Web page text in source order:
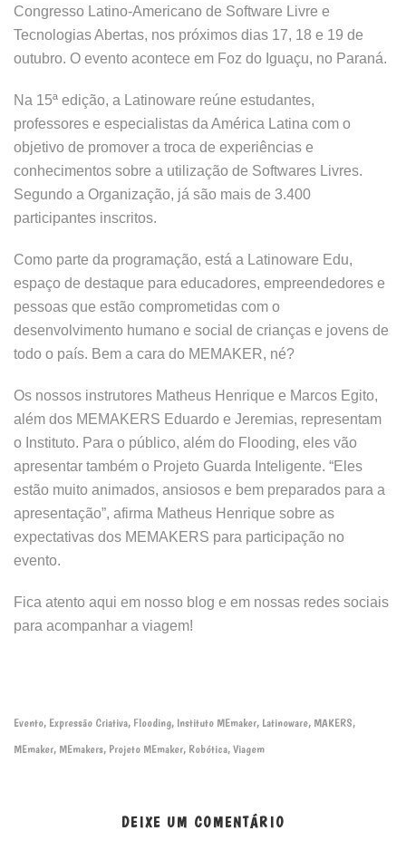
Congresso Latino-Americano de Software Livre e
Tecnologias Abertas, nos próximos dias 17, 18 e 19 de
outubro. O evento acontece em Foz do Iguaçu, no Paraná.
Na 15ª edição, a Latinoware reúne estudantes,
professores e especialistas da América Latina com o
objetivo de promover a troca de experiências e
conhecimentos sobre a utilização de Softwares Livres.
Segundo a Organização, já são mais de 3.400
participantes inscritos.
Como parte da programação, está a Latinoware Edu,
espaço de destaque para educadores, empreendedores e
pessoas que estão comprometidas com o
desenvolvimento humano e social de crianças e jovens de
todo o país. Bem a cara do MEMAKER, né?
Os nossos instrutores Matheus Henrique e Marcos Egito,
além dos MEMAKERS Eduardo e Jeremias, representam
o Instituto. Para o público, além do Flooding, eles vão
apresentar também o Projeto Guarda Inteligente. “Eles
estão muito animados, ansiosos e bem preparados para a
apresentação”, afirma Matheus Henrique sobre as
expectativas dos MEMAKERS para participação no
evento.
Fica atento aqui em nosso blog e em nossas redes sociais
para acompanhar a viagem!
Evento, Expressão Criativa, Flooding, Instituto MEmaker, Latinoware, MAKERS,
MEmaker, MEmakers, Projeto MEmaker, Robótica, Viagem
DEIXE UM COMENTÁRIO